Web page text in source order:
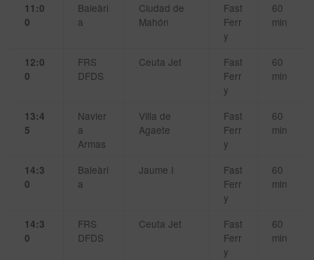
11:0
0
Baleàri
a
Ciudad de
Mahón
Fast
Ferr
y
60
min
12:0
0
FRS
DFDS
Ceuta Jet
Fast
Ferr
y
60
min
13:4
5
Navier
a
Armas
Villa de
Agaete
Fast
Ferr
y
60
min
14:3
0
Baleàri
a
Jaume I
Fast
Ferr
y
60
min
14:3
0
FRS
DFDS
Ceuta Jet
Fast
Ferr
y
60
min